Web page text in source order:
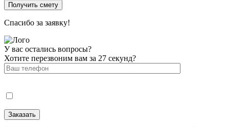
Спасибо за заявку!
У вас остались вопросы?
Хотите перезвоним вам за 27 секунд?